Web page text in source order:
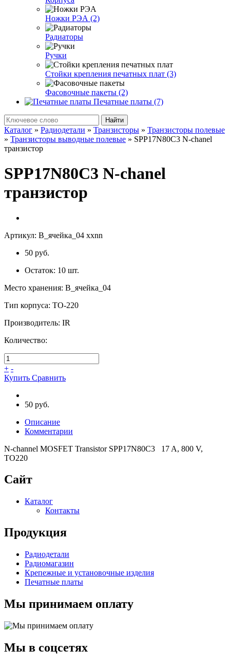
Ножки РЭА (2)
Радиаторы
Ручки
Стойки крепления печатных плат (3)
Фасовочные пакеты (2)
Печатные платы (7)
Найти
Каталог » Радиодетали » Транзисторы » Транзисторы полевые
» Транзисторы выводные полевые » SPP17N80C3 N-chanel
транзистор
SPP17N80C3 N-chanel
транзистор
Артикул: B_ячейка_04 xxnn
50 руб.
Остаток: 10 шт.
Место хранения: B_ячейка_04
Тип корпуса: ТО-220
Производитель: IR
Количество:
+ -
Купить Сравнить
50 руб.
Описание
Комментарии
N-channel MOSFET Transistor SPP17N80C3 17 A, 800 V,
TO220
Сайт
Каталог
Контакты
Продукция
Радиодетали
Радиомагазин
Крепежные и установочные изделия
Печатные платы
Мы принимаем оплату
Мы в соцсетях